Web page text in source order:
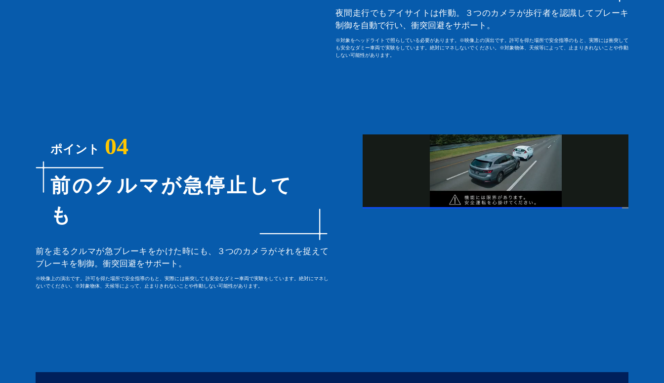
夜間走行でもアイサイトは作動。３つのカメラが歩行者を認識してブレーキ
制御を自動で行い、衝突回避をサポート。
※対象をヘッドライトで照らしている必要があります。※映像上の演出です。許可を得た場所で安全指導のもと、実際には衝突して
も安全なダミー車両で実験をしています。絶対にマネしないでください。※対象物体、天候等によって、止まりきれないことや作動
しない可能性があります。
ポイント 04
前のクルマが急停止して
も
前を走るクルマが急ブレーキをかけた時にも、３つのカメラがそれを捉えて
ブレーキを制御。衝突回避をサポート。
※映像上の演出です。許可を得た場所で安全指導のもと、実際には衝突しても安全なダミー車両で実験をしています。絶対にマネし
ないでください。※対象物体、天候等によって、止まりきれないことや作動しない可能性があります。